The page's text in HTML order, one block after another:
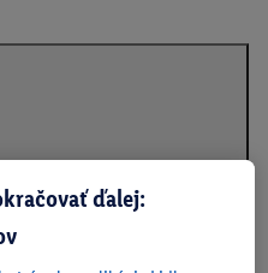
ďalej: